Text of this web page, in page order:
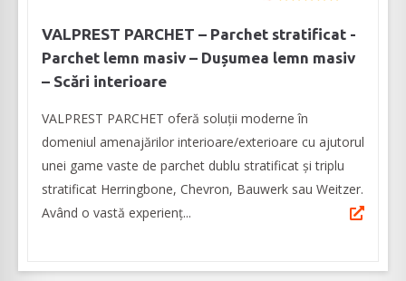
VALPREST PARCHET – Parchet stratificat -
Parchet lemn masiv – Dușumea lemn masiv
– Scări interioare
VALPREST PARCHET oferă soluții moderne în
domeniul amenajărilor interioare/exterioare cu ajutorul
unei game vaste de parchet dublu stratificat și triplu
stratificat Herringbone, Chevron, Bauwerk sau Weitzer.
Având o vastă experienţ...